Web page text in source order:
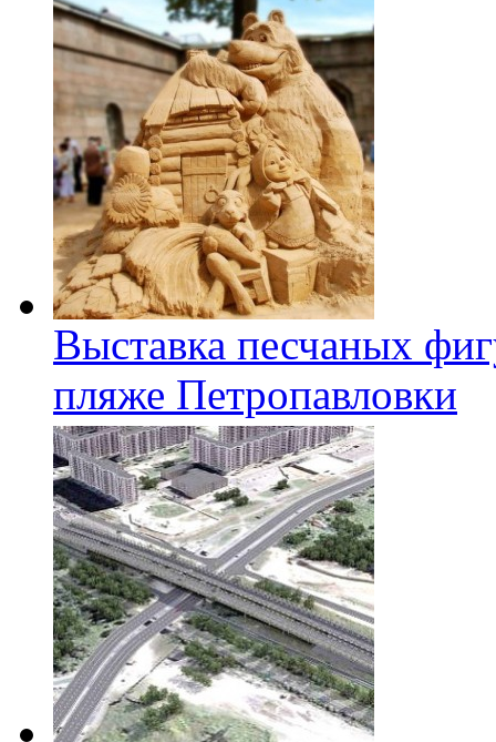
Выставка песчаных
пляже Петропавловки